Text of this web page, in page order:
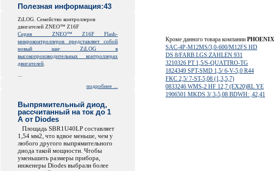
Полезная информация:43
ZiLOG. Семейство контроллеров
двигателей ZNEO™ Z16F
Серия
ZNEO™ Z16F Flash-
микроконтроллеров представляет собой
новый шаг ZiLOG в
высокопроизводительных контроллерах
двигателей
подробнее ...
Выпрямительный диод,
рассчитанный на ток до 1
А от Diodes
Площадь SBR1U40LP составляет
1,54 мм2, что вдвое меньше, чем у
любого другого выпрямительного
диода такой мощности. Чтобы
уменьшить размеры прибора,
инженеры Diodes выбрали более
Кроме данного товара компании PHOENIX
SAC-4P-M12MS/3,0-600/M12FS HD
DS 8/FARB.LGS:ZAHLEN 931
3210326 PT 1,5/S-QUATTRO-TG
1824349 SPT-SMD 1,5/ 6-V-5,0 R44
FKC 2,5/ 7-ST-5,08 (1,3,5,7)
0833246 WMS-2 HF 12,7 (EX20)RL YE
1906501 MKDS 3/ 3-5,08 BDWH: ,42,41